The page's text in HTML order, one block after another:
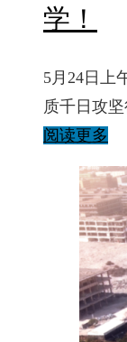
学！
5月24日上
质千日攻
阅读更多